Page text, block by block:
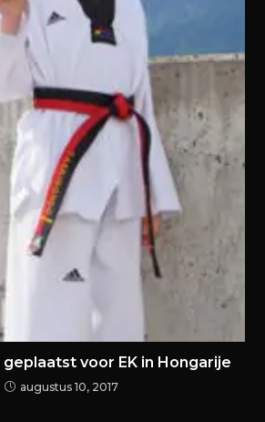
voor EK in Hongarije
augustus 10, 2017